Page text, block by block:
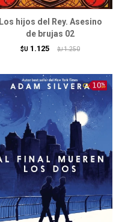
Los hijos del Rey. Asesino
de brujas 02
$U 1.125 $U 1.250